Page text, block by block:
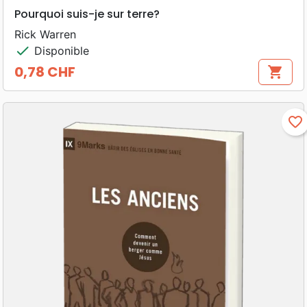
Pourquoi suis-je sur terre?
Rick Warren
check Disponible
Prix
0,78 CHF shopping_cart
favorite_border